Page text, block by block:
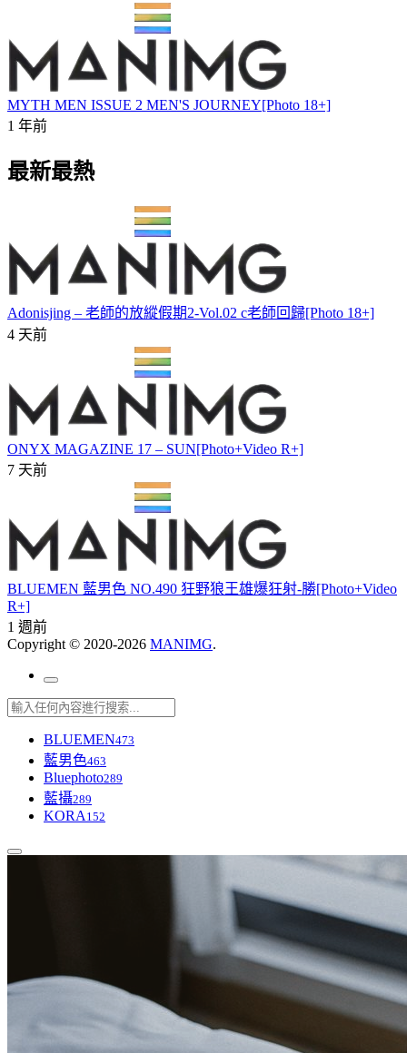
MYTH MEN ISSUE 2 MEN'S JOURNEY[Photo 18+]
1 年前
最新最熱
Adonisjing – 老師的放縱假期2-Vol.02 c老師回歸[Photo 18+]
4 天前
ONYX MAGAZINE 17 – SUN[Photo+Video R+]
7 天前
BLUEMEN 藍男色 NO.490 狂野狼王雄爆狂射-勝[Photo+Video
R+]
1 週前
Copyright © 2020-2026 MANIMG.
BLUEMEN473
藍男色463
Bluephoto289
藍攝289
KORA 152